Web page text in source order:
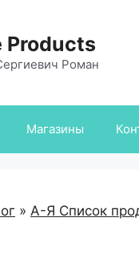
Products
Роман
Магазины
» А-Я Список